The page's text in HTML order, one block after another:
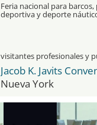
Feria nacional para barcos,
deportiva y deporte
Nueva York